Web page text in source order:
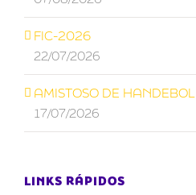
FIC-2026
22/07/2026
AMISTOSO DE HANDEBOL
17/07/2026
LINKS RÁPIDOS